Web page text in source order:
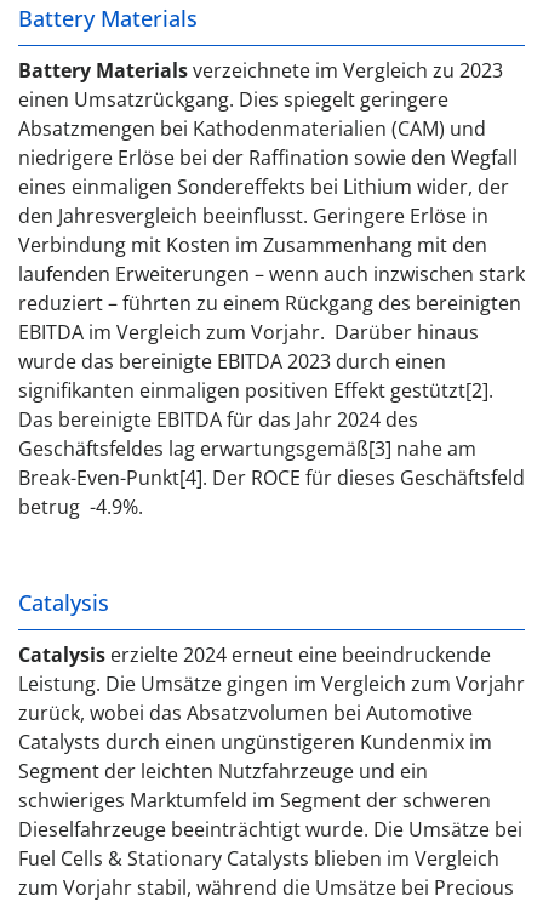
Battery Materials
Battery Materialsverzeichnete im Vergleich zu 2023
einen Umsatzrückgang. Dies spiegelt geringere
Absatzmengen bei Kathodenmaterialien (CAM) und
niedrigere Erlöse bei der Raffination sowie den Wegfall
eines einmaligen Sondereffekts bei Lithium wider, der
den Jahresvergleich beeinflusst. Geringere Erlöse in
Verbindung mit Kosten im Zusammenhang mit den
laufenden Erweiterungen – wenn auch inzwischen stark
reduziert – führten zu einem Rückgang des bereinigten
EBITDA im Vergleich zum Vorjahr. Darüber hinaus
wurde das bereinigte EBITDA 2023 durch einen
signifikanten einmaligen positiven Effekt gestützt[2].
Das bereinigte EBITDA für das Jahr 2024 des
Geschäftsfeldes lag erwartungsgemäß[3] nahe am
Break-Even-Punkt[4]. Der ROCE für dieses Geschäftsfeld
betrug -4.9%.
Catalysis
Catalysis erzielte 2024 erneut eine beeindruckende
Leistung. Die Umsätze gingen im Vergleich zum Vorjahr
zurück, wobei das Absatzvolumen bei Automotive
Catalysts durch einen ungünstigeren Kundenmix im
Segment der leichten Nutzfahrzeuge und ein
schwieriges Marktumfeld im Segment der schweren
Dieselfahrzeuge beeinträchtigt wurde. Die Umsätze bei
Fuel Cells & Stationary Catalysts blieben im Vergleich
zum Vorjahr stabil, während die Umsätze bei Precious